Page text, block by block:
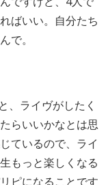
ばいい。自分たち
で。
、ライヴがしたく
らいいかなとは思
ているので、ライ
もっと楽しくなる
ピになることです